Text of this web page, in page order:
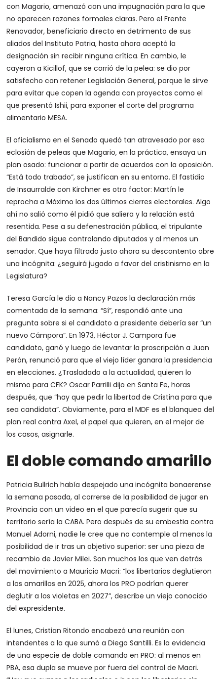
con Magario, amenazó con una impugnación para la que
no aparecen razones formales claras. Pero el Frente
Renovador, beneficiario directo en detrimento de sus
aliados del Instituto Patria, hasta ahora aceptó la
designación sin recibir ninguna crítica. En cambio, le
cayeron a Kicillof, que se corrió de la pelea: se dio por
satisfecho con retener Legislación General, porque le sirve
para evitar que copen la agenda con proyectos como el
que presentó Ishii, para exponer el corte del programa
alimentario MESA.
El oficialismo en el Senado quedó tan atravesado por esa
eclosión de peleas que Magario, en la práctica, ensaya un
plan osado: funcionar a partir de acuerdos con la oposición.
“Está todo trabado”, se justifican en su entorno. El fastidio
de Insaurralde con Kirchner es otro factor: Martín le
reprocha a Máximo los dos últimos cierres electorales. Algo
ahí no salió como él pidió que saliera y la relación está
resentida. Pese a su defenestración pública, el tripulante
del Bandido sigue controlando diputados y al menos un
senador. Que haya filtrado justo ahora su descontento abre
una incógnita: ¿seguirá jugado a favor del cristinismo en la
Legislatura?
Teresa García le dio a Nancy Pazos la declaración más
comentada de la semana: “Sí”, respondió ante una
pregunta sobre si el candidato a presidente debería ser “un
nuevo Cámpora”. En 1973, Héctor J. Campora fue
candidato, ganó y luego de levantar la proscripción a Juan
Perón, renunció para que el viejo líder ganara la presidencia
en elecciones. ¿Trasladado a la actualidad, quieren lo
mismo para CFK? Oscar Parrilli dijo en Santa Fe, horas
después, que “hay que pedir la libertad de Cristina para que
sea candidata”. Obviamente, para el MDF es el blanqueo del
plan real contra Axel, el papel que quieren, en el mejor de
los casos, asignarle.
El doble comando amarillo
Patricia Bullrich había despejado una incógnita bonaerense
la semana pasada, al correrse de la posibilidad de jugar en
Provincia con un video en el que parecía sugerir que su
territorio sería la CABA. Pero después de su embestia contra
Manuel Adorni, nadie le cree que no contemple al menos la
posibilidad de ir tras un objetivo superior: ser una pieza de
recambio de Javier Milei. Son muchos los que ven detrás
del movimiento a Mauricio Macri: “los libertarios deglutieron
a los amarillos en 2025, ahora los PRO podrían querer
deglutir a los violetas en 2027”, describe un viejo conocido
del expresidente.
El lunes, Cristian Ritondo encabezó una reunión con
intendentes a la que sumó a Diego Santilli. Es la evidencia
de una especie de doble comando en PRO: al menos en
PBA, esa dupla se mueve por fuera del control de Macri.